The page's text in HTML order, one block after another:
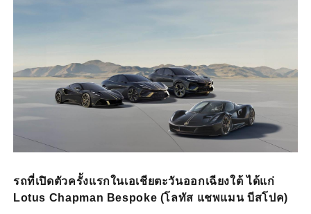
รถที่เปิดตัวครั้งแรกในเอเชียตะวันออกเฉียงใต้ ได้แก่
Lotus Chapman Bespoke (โลทัส แชพแมน บีสโปค)